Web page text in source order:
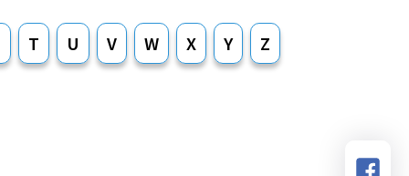
T U V W X Y Z